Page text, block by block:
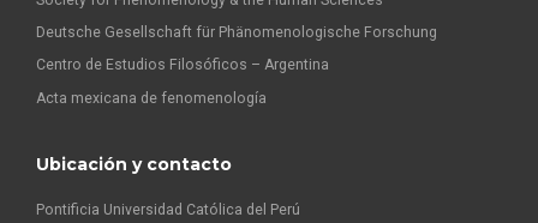
Deutsche Gesellschaft für Phänomenologische Forschung
Centro de Estudios Filosóficos – Argentina
Acta mexicana de fenomenología
Ubicación y contacto
Pontificia Universidad Católica del Perú